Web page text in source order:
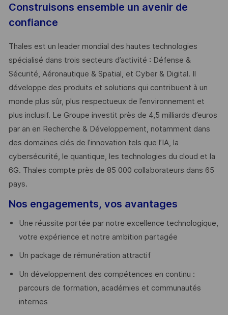
Construisons ensemble un avenir de
confiance
Thales est un leader mondial des hautes technologies
spécialisé dans trois secteurs d’activité : Défense &
Sécurité, Aéronautique & Spatial, et Cyber & Digital. Il
développe des produits et solutions qui contribuent à un
monde plus sûr, plus respectueux de l’environnement et
plus inclusif. Le Groupe investit près de 4,5 milliards d’euros
par an en Recherche & Développement, notamment dans
des domaines clés de l’innovation tels que l’IA, la
cybersécurité, le quantique, les technologies du cloud et la
6G. Thales compte près de 85 000 collaborateurs dans 65
pays. ​
Nos engagements, vos avantages
Une réussite portée par notre excellence technologique,
votre expérience et notre ambition partagée
Un package de rémunération attractif
Un développement des compétences en continu :
parcours de formation, académies et communautés
internes